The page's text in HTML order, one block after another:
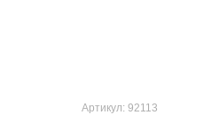
Артикул: 92113